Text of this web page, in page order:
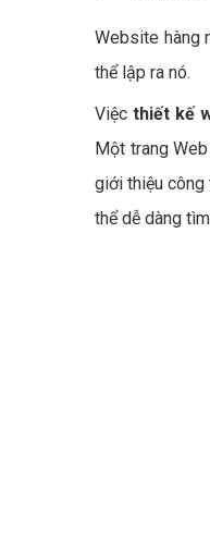
Website hàng
thể lập ra nó.
Việc thiết kế
Một trang
giới thiệu công
thể dễ dàng